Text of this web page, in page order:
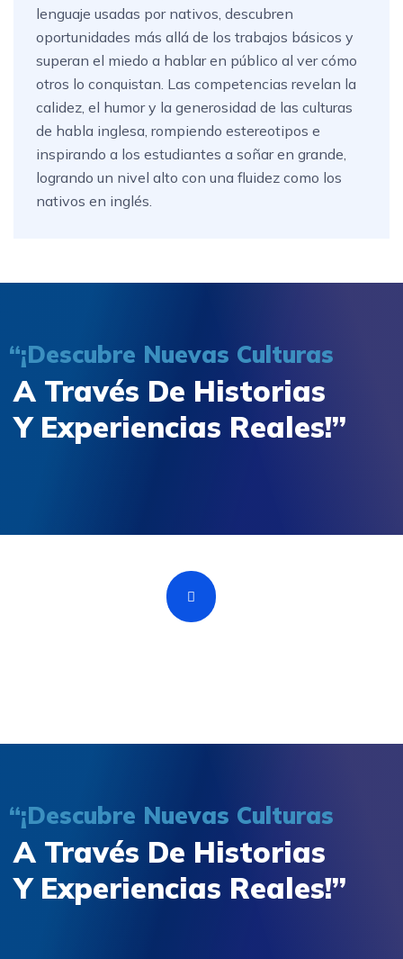
lenguaje usadas por nativos, descubren
oportunidades más allá de los trabajos básicos y
superan el miedo a hablar en público al ver cómo
otros lo conquistan. Las competencias revelan la
calidez, el humor y la generosidad de las culturas
de habla inglesa, rompiendo estereotipos e
inspirando a los estudiantes a soñar en grande,
logrando un nivel alto con una fluidez como los
nativos en inglés.
“¡Descubre Nuevas Culturas
A Través De Historias
Y Experiencias Reales!”
“¡Descubre Nuevas Culturas
A Través De Historias
Y Experiencias Reales!”